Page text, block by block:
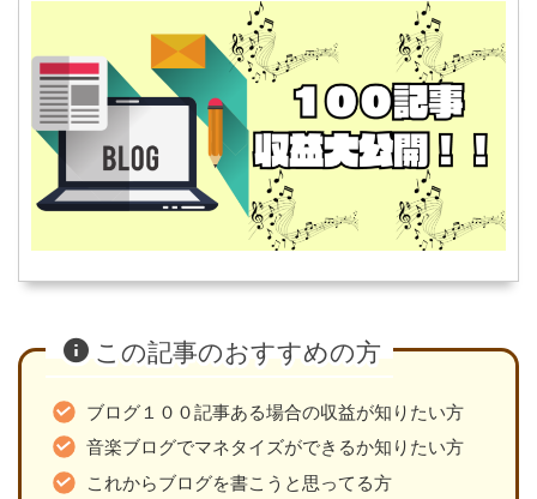
この記事のおすすめの方
ブログ１００記事ある場合の収益が知りたい方
音楽ブログでマネタイズができるか知りたい方
これからブログを書こうと思ってる方